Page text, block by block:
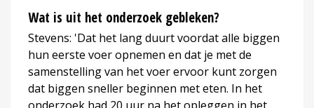
Wat is uit het onderzoek gebleken?
Stevens: 'Dat het lang duurt voordat alle biggen
hun eerste voer opnemen en dat je met de
samenstelling van het voer ervoor kunt zorgen
dat biggen sneller beginnen met eten. In het